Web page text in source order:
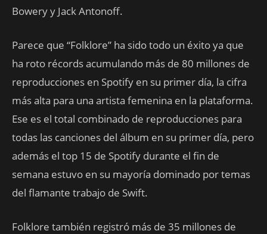
Bowery y Jack Antonoff.
Parece que “Folklore” ha sido todo un éxito ya que
ha roto récords acumulando más de 80 millones de
reproducciones en Spotify en su primer día, la cifra
más alta para una artista femenina en la plataforma.
Ese es el total combinado de reproducciones para
todas las canciones del álbum en su primer día, pero
además el top 15 de Spotify durante el fin de
semana estuvo en su mayoría dominado por temas
del flamante trabajo de Swift.
Folklore también registró más de 35 millones de